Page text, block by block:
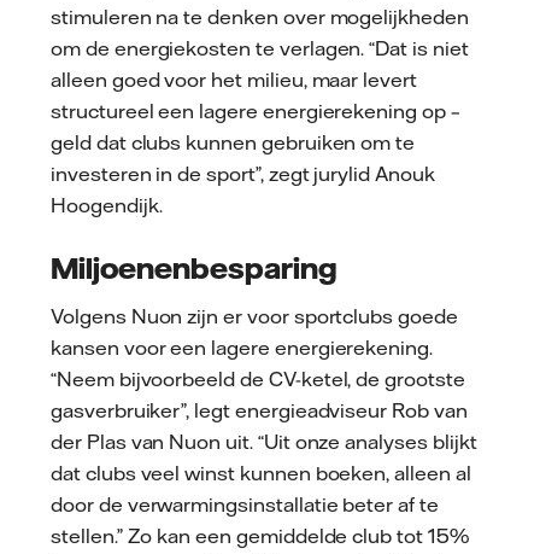
stimuleren na te denken over mogelijkheden
om de energiekosten te verlagen. “Dat is niet
alleen goed voor het milieu, maar levert
structureel een lagere energierekening op –
geld dat clubs kunnen gebruiken om te
investeren in de sport”, zegt jurylid Anouk
Hoogendijk.
Miljoenenbesparing
Volgens Nuon zijn er voor sportclubs goede
kansen voor een lagere energierekening.
“Neem bijvoorbeeld de CV-ketel, de grootste
gasverbruiker”, legt energieadviseur Rob van
der Plas van Nuon uit. “Uit onze analyses blijkt
dat clubs veel winst kunnen boeken, alleen al
door de verwarmingsinstallatie beter af te
stellen.” Zo kan een gemiddelde club tot 15%